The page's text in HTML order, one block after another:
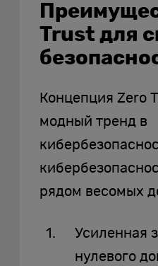
Trust для
Концепция Zero
модный тренд в
рядом весомых
Усиленная
нулевого